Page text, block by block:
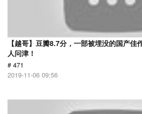
【越哥】豆瓣8.7分，一部被埋没的国产佳
人问津！
# 471
2019-11-06 09:56